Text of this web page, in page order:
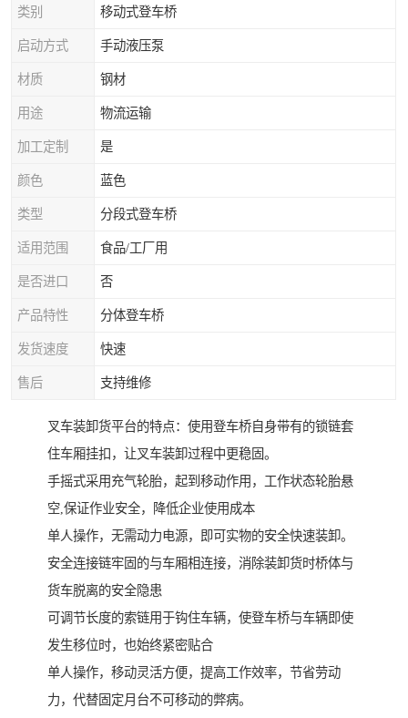
类别 移动式登车桥
启动方式 手动液压泵
材质 钢材
用途 物流运输
加工定制 是
颜色 蓝色
类型 分段式登车桥
适用范围 食品/工厂用
是否进口 否
产品特性 分体登车桥
发货速度 快速
售后 支持维修
叉车装卸货平台的特点：使用登车桥自身带有的锁链套
住车厢挂扣，让叉车装卸过程中更稳固。
手摇式采用充气轮胎，起到移动作用，工作状态轮胎悬
空,保证作业安全，降低企业使用成本
单人操作，无需动力电源，即可实物的安全快速装卸。
安全连接链牢固的与车厢相连接，消除装卸货时桥体与
货车脱离的安全隐患
可调节长度的索链用于钩住车辆，使登车桥与车辆即使
发生移位时，也始终紧密贴合
单人操作，移动灵活方便，提高工作效率，节省劳动
力，代替固定月台不可移动的弊病。